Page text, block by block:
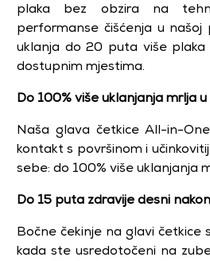
plaka bez obzira na
performanse čišćenja u
uklanja do 20 puta više
dostupnim mjestima.
Do 100% više uklanjanja mrlja
Naša glava četkice All-in-
kontakt s površinom i
sebe: do 100% više uklanjanja
Do 15 puta zdravije desni
Bočne čekinje na glavi četkice
kada ste usredotočeni na